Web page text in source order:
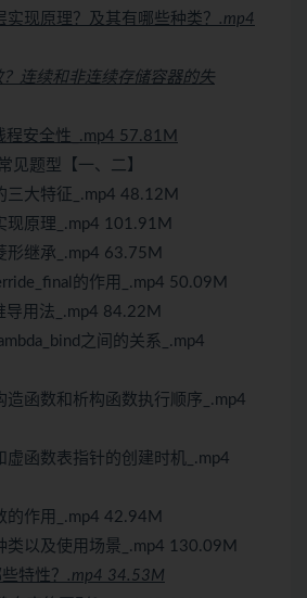
现原理？及其有哪些种类？ .mp4
连续和非连续存储容器的失
程安全性_.mp4 57.81M
见题型【一、二】
三大特征_.mp4 48.12M
现原理_.mp4 101.91M
形继承_.mp4 63.75M
的作用_.mp4 50.09M
用法_.mp4 84.22M
之间的关系_.mp4
函数和析构函数执行顺序_.mp4
函数表指针的创建时机_.mp4
的作用_.mp4 42.94M
类以及使用场景_.mp4 130.09M
特性？ .mp4 34.53M